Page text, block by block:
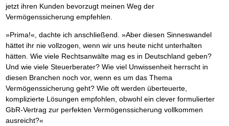
jetzt ihren Kunden bevorzugt meinen Weg der
Vermögenssicherung empfehlen.
»Prima!«, dachte ich anschließend. »Aber diesen Sinneswandel
hättet ihr nie vollzogen, wenn wir uns heute nicht unterhalten
hätten. Wie viele Rechtsanwälte mag es in Deutschland geben?
Und wie viele Steuerberater? Wie viel Unwissenheit herrscht in
diesen Branchen noch vor, wenn es um das Thema
Vermögenssicherung geht? Wie oft werden überteuerte,
komplizierte Lösungen empfohlen, obwohl ein clever formulierter
GbR-Vertrag zur perfekten Vermögenssicherung vollkommen
ausreicht?«